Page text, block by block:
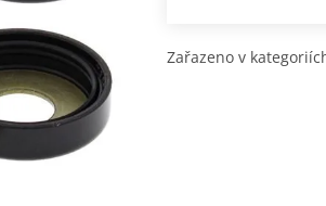
Zařazeno v